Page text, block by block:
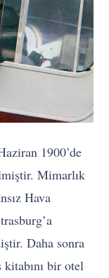
1900’de
Mimarlık
Hava
Daha sonra
bir otel